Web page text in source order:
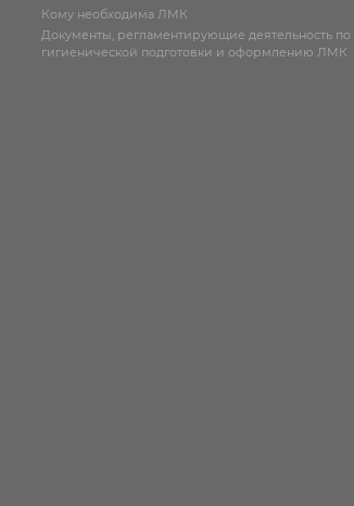
Кому необходима ЛМК
Документы, регламентирующие деятельность
гигиенической подготовки и оформлению ЛМК